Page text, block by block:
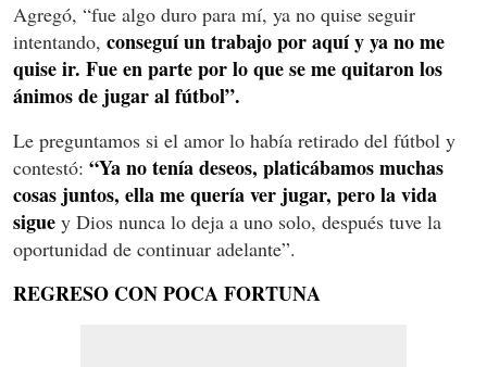
Agregó, “fue algo duro para mí, ya no quise seguir
intentando, conseguí un trabajo por aquí y ya no me
quise ir. Fue en parte por lo que se me quitaron los
ánimos de jugar al fútbol”.
Le preguntamos si el amor lo había retirado del fútbol y
contestó: “Ya no tenía deseos, platicábamos muchas
cosas juntos, ella me quería ver jugar, pero la vida
sigue y Dios nunca lo deja a uno solo, después tuve la
oportunidad de continuar adelante”.
REGRESO CON POCA FORTUNA